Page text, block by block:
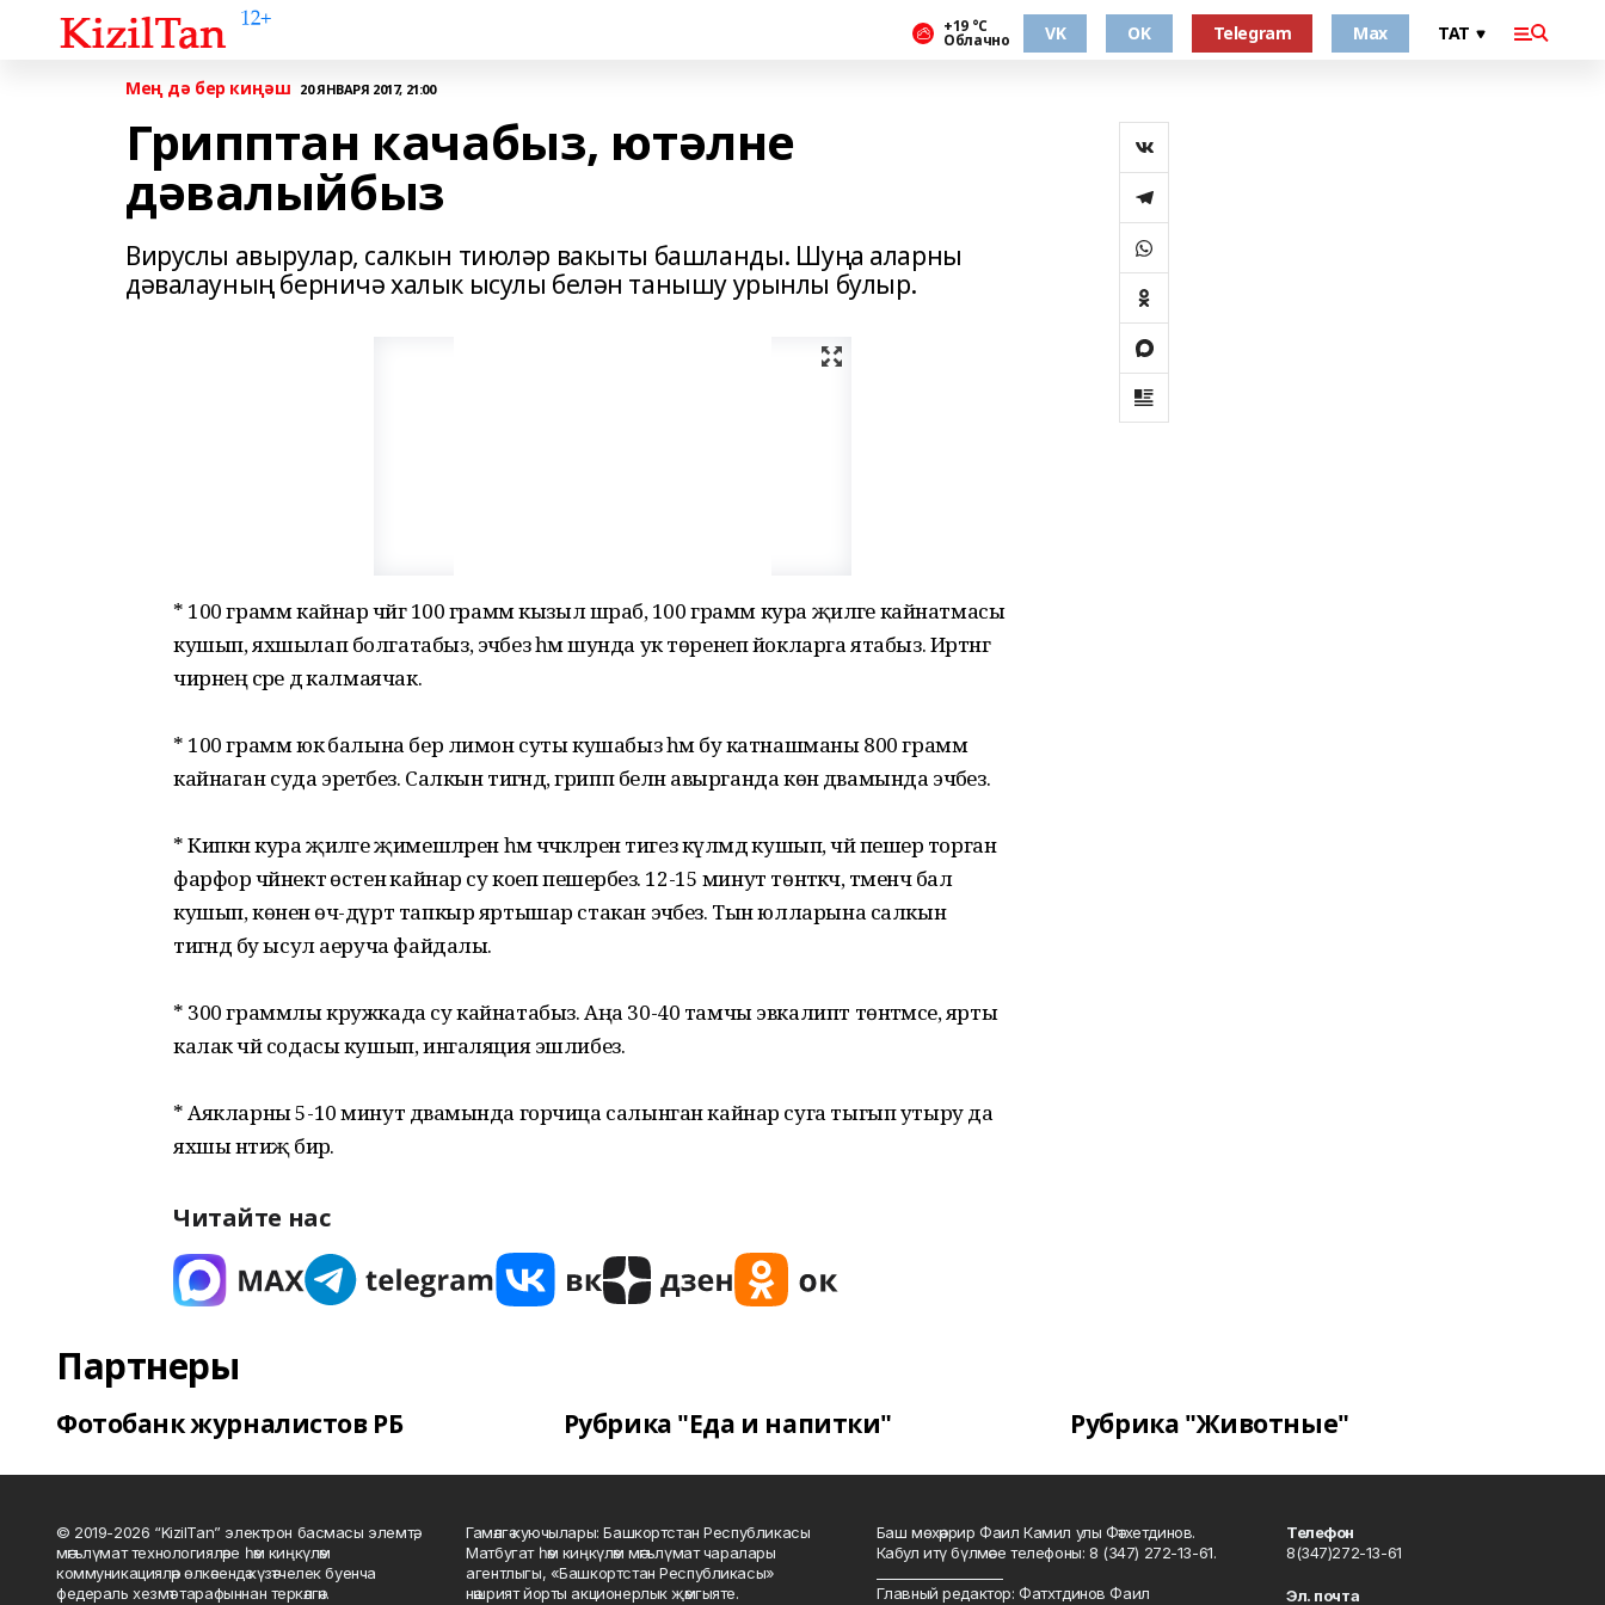
+19 °С
Облачно VK OK Telegram Max
Мең дә бер киңәш 20 ЯНВАРЯ 2017, 21:00
Грипптан качабыз, ютәлне
дәвалыйбыз
Вируслы авырулар, салкын тиюләр вакыты башланды. Шуңа аларны
дәвалауның берничә халык ысулы белән танышу урынлы булыр.
* 100 грамм кайнар чәйгә 100 грамм кызыл шәраб, 100 грамм кура җиләге кайнатмасы
кушып, яхшылап болгатабыз, эчәбез һәм шунда ук төренеп йокларга ятабыз. Иртәнгә
чирнең әсәре дә калмаячак.
* 100 грамм юкә балына бер лимон суты кушабыз һәм бу катнашманы 800 грамм
кайнаган суда эретәбез. Салкын тигәндә, грипп белән авырганда көн дәвамында эчәбез.
* Кипкән кура җиләге җимешләрен һәм чәчәкләрен тигез күләмдә кушып, чәй пешерә торган
фарфор чәйнектә өстенә кайнар су коеп пешерәбез. 12-15 минут төнәткәч, тәменчә бал
кушып, көненә өч-дүрт тапкыр яртышар стакан эчәбез. Тын юлларына салкын
тигәндә бу ысул аеруча файдалы.
* 300 граммлы кружкада су кайнатабыз. Аңа 30-40 тамчы эвкалипт төнәтмәсе, ярты
калак чәй содасы кушып, ингаляция эшлибез.
* Аякларны 5-10 минут дәвамында горчица салынган кайнар суга тыгып утыру да
яхшы нәтиҗә бирә.
Читайте нас
Партнеры
Фотобанк журналистов РБ Рубрика "Еда и напитки" Рубрика "Животные"
© 2019-2026 “KizilTan” электрон басмасы элемтә,
мәгълүмат технологияләре һәм киңкүләм
коммуникацияләр өлкәсендә күзәтчелек буенча
федераль хезмәт тарафыннан теркәлгән.
Гамәлгә куючылары: Башкортстан Республикасы
Матбугат һәм киңкүләм мәгълүмат чаралары
агентлыгы, «Башкортстан Республикасы»
нәшрият йорты акционерлык җәмгыяте.
Баш мөхәррир Фаил Камил улы Фәтхетдинов.
Кабул итү бүлмәсе телефоны: 8 (347) 272-13-61.
Главный редактор: Фатхтдинов Фаил
Телефон
8(347)272-13-61
Эл. почта